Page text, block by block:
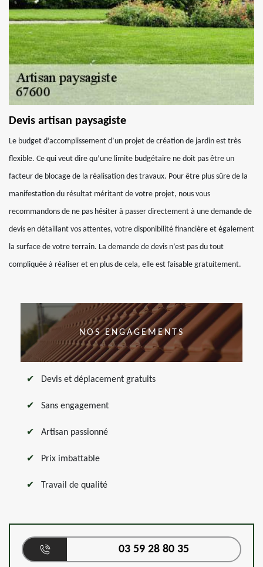
Devis artisan paysagiste
Le budget d’accomplissement d’un projet de création de jardin est très
flexible. Ce qui veut dire qu’une limite budgétaire ne doit pas être un
facteur de blocage de la réalisation des travaux. Pour être plus sûre de la
manifestation du résultat méritant de votre projet, nous vous
recommandons de ne pas hésiter à passer directement à une demande de
devis en détaillant vos attentes, votre disponibilité financière et également
la surface de votre terrain. La demande de devis n’est pas du tout
compliquée à réaliser et en plus de cela, elle est faisable gratuitement.
NOS ENGAGEMENTS
Devis et déplacement gratuits
Sans engagement
Artisan passionné
Prix imbattable
Travail de qualité
03 59 28 80 35